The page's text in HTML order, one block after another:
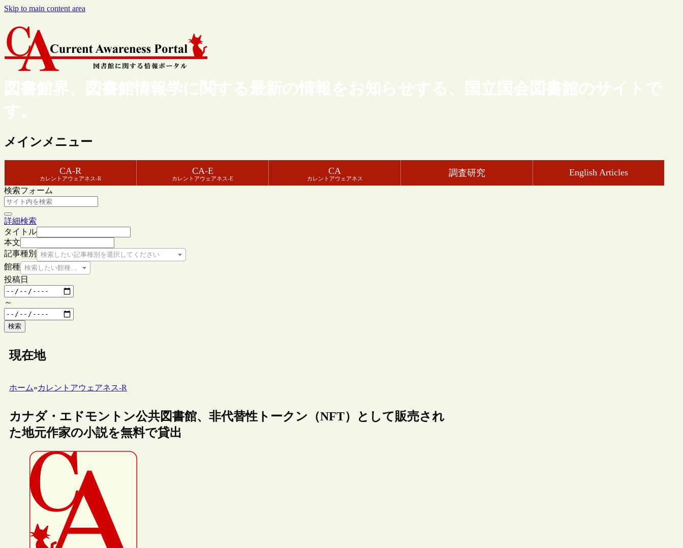
Skip to main content area
図書館界、図書館情報学に関する最新の情報をお知らせする、国立国会図書館のサイトで
す。
メインメニュー
CA-R
カレントアウェアネス-R
CA-E
カレントアウェアネス-E
CA
カレントアウェアネス
調査研究 English Articles
検索フォーム
詳細検索
タイトル
本文
記事種別
検索したい記事種別を選択してください
館種 検索したい館種を選択してください
投稿日
～
検索
現在地
ホーム»カレントアウェアネス-R
カナダ・エドモントン公共図書館、非代替性トークン（NFT）として販売され
た地元作家の小説を無料で貸出